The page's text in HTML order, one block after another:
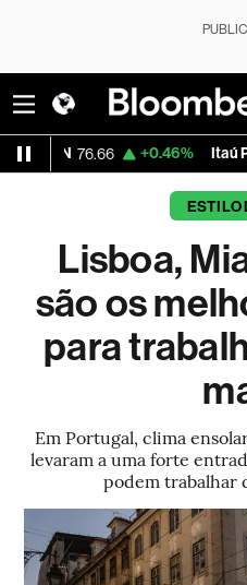
+0.46% Itaú PN 42.38
ESTILO
Lisboa,
são os
para
Em Portugal, clima
levaram a uma forte
podem trabalhar